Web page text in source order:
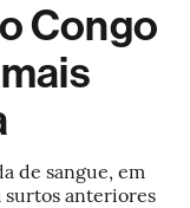
Congo
de sangue, em
surtos anteriores